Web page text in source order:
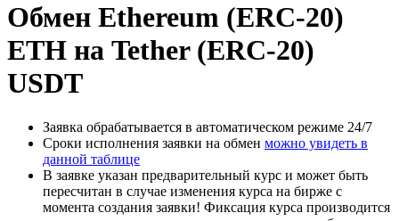
Обмен Ethereum (ERC-20)
ETH на Tether (ERC-20)
USDT
Заявка обрабатывается в автоматическом режиме 24/7
Сроки исполнения заявки на обмен можно увидеть в
данной таблице
В заявке указан предварительный курс и может быть
пересчитан в случае изменения курса на бирже с
момента создания заявки! Фиксация курса производится